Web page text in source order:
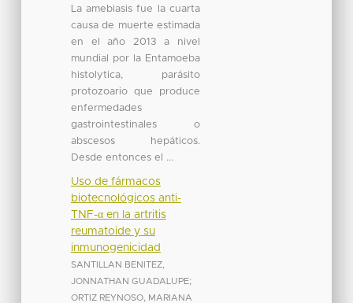
La amebiasis fue la cuarta
causa de muerte estimada
en el año 2013 a nivel
mundial por la Entamoeba
histolytica, parásito
protozoario que produce
enfermedades
gastrointestinales o
abscesos hepáticos.
Desde entonces el ...
Uso de fármacos
biotecnológicos anti-
TNF-α en la artritis
reumatoide y su
inmunogenicidad
SANTILLAN BENITEZ,
JONNATHAN GUADALUPE;
ORTIZ REYNOSO, MARIANA